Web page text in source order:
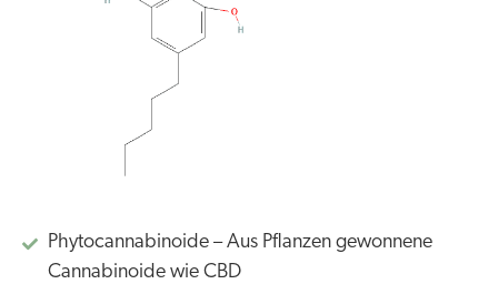
Phytocannabinoide – Aus Pflanzen gewonnene
Cannabinoide wie CBD